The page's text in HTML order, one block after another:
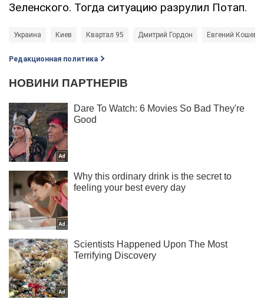
Зеленского. Тогда ситуацию разрулил Потап.
Украина Киев Квартал 95 Дмитрий Гордон Евгений
Редакционная политика